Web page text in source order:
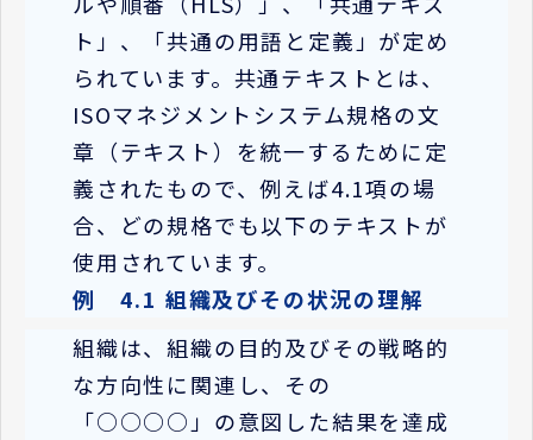
ト」、「共通の用語と定義」が定め
られています。共通テキストとは、
ISOマネジメントシステム規格の文
章（テキスト）を統一するために定
義されたもので、例えば4.1項の場
合、どの規格でも以下のテキストが
使用されています。
例 4.1 組織及びその状況の理解
組織は、組織の目的及びその戦略的
な方向性に関連し、その
「○○○○」の意図した結果を達成